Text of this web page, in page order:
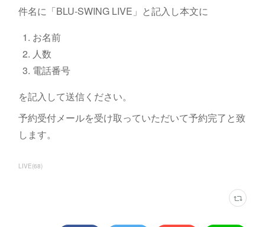
件名に「BLU-SWING LIVE」と記入し本文に
お名前
人数
電話番号
を記入して送信ください。
予約受付メールを受け取っていただいて予約完了と致
します。
LIVE(68)